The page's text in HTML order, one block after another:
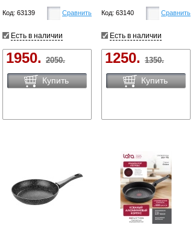
Код: 63139 Сравнить
Есть в наличии
1950. 2050.
Купить
Код: 63140 Сравнить
Есть в наличии
1250. 1350.
Купить